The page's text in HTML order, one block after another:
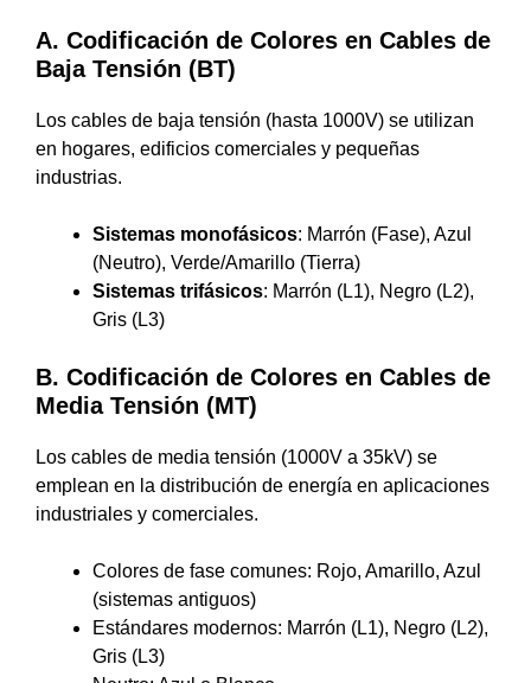
A. Codificación de Colores en Cables de
Baja Tensión (BT)
Los cables de baja tensión (hasta 1000V) se utilizan
en hogares, edificios comerciales y pequeñas
industrias.
Sistemas monofásicos: Marrón (Fase), Azul
(Neutro), Verde/Amarillo (Tierra)
Sistemas trifásicos: Marrón (L1), Negro (L2),
Gris (L3)
B. Codificación de Colores en Cables de
Media Tensión (MT)
Los cables de media tensión (1000V a 35kV) se
emplean en la distribución de energía en aplicaciones
industriales y comerciales.
Colores de fase comunes: Rojo, Amarillo, Azul
(sistemas antiguos)
Estándares modernos: Marrón (L1), Negro (L2),
Gris (L3)